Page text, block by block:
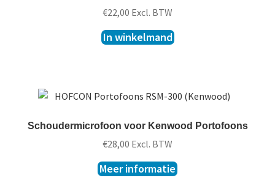
€22,00 Excl. BTW
In winkelmand
Schoudermicrofoon voor Kenwood Portofoons
€28,00 Excl. BTW
Meer informatie